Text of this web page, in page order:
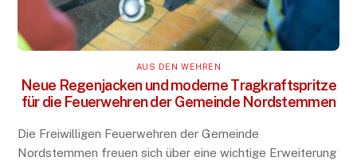
AUS DEN WEHREN
Neue Regenjacken und moderne Tragkraftspritze
für die Feuerwehren der Gemeinde Nordstemmen
Die Freiwilligen Feuerwehren der Gemeinde
Nordstemmen freuen sich über eine wichtige Erweiterung